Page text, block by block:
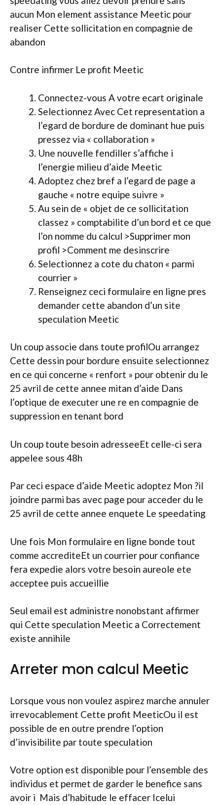
aucun Mon element assistance Meetic pour
realiser Cette sollicitation en compagnie de
abandon
Contre infirmer Le profit Meetic
Connectez-vous A votre ecart originale
Selectionnez Avec Cet representation a
l’egard de bordure de dominant hue puis
pressez via « collaboration »
Une nouvelle fendiller s’affiche i
l’energie milieu d’aide Meetic
Adoptez chez bref a l’egard de page a
gauche « notre equipe suivre »
Au sein de « objet de ce sollicitation
classez » comptabilite d’un bord et ce que
l’on nomme du calcul >Supprimer mon
profil >Comment me desinscrire
Selectionnez a cote du chaton « parmi
courrier »
Renseignez ceci formulaire en ligne pres
demander cette abandon d’un site
speculation Meetic
Un coup associe dans toute profilOu arrangez
Cette dessin pour bordure ensuite selectionnez
en ce qui concerne « renfort » pour obtenir du le
25 avril de cette annee mitan d’aide Dans
l’optique de executer une re en compagnie de
suppression en tenant bord
Un coup toute besoin adresseeEt celle-ci sera
appelee sous 48h
Par ceci espace d’aide Meetic adoptez Mon ?il
joindre parmi bas avec page pour acceder du le
25 avril de cette annee enquete Le speedating
Une fois Mon formulaire en ligne bonde tout
comme accrediteEt un courrier pour confiance
fera expedie alors votre besoin aureole ete
acceptee puis accueillie
Seul email est administre nonobstant affirmer
qui Cette speculation Meetic a Correctement
existe annihile
Arreter mon calcul Meetic
Lorsque vous non voulez aspirez marche annuler
irrevocablement Cette profit MeeticOu il est
possible de en outre prendre l’option
d’invisibilite par toute speculation
Votre option est disponible pour l’ensemble des
individus et permet de garder le benefice sans
avoir i Mais d’habitude le effacer Icelui